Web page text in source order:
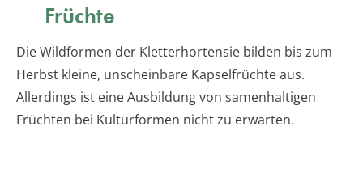
Früchte
Die Wildformen der Kletterhortensie bilden bis zum
Herbst kleine, unscheinbare Kapselfrüchte aus.
Allerdings ist eine Ausbildung von samenhaltigen
Früchten bei Kulturformen nicht zu erwarten.